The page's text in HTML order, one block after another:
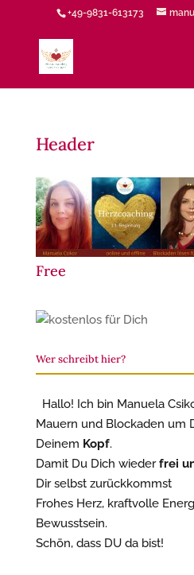
+49-9831-613173
Header
Free
Wer schreibt hier?
Hallo! Ich bin Manuela
Mauern und Blockaden um
Deinem Kopf.
Damit Du Dich wiederfrei
Dir selbst zurückkommst
Frohes Herz, kraftvolle
Bewusstsein.
Schön, dass DU da bist!